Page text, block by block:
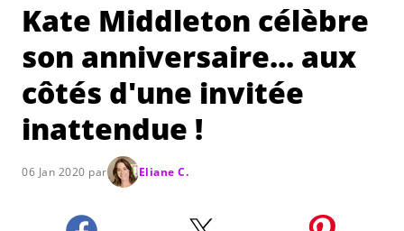
Kate Middleton célèbre
son anniversaire... aux
côtés d'une invitée
inattendue !
06 Jan 2020 par Eliane C.